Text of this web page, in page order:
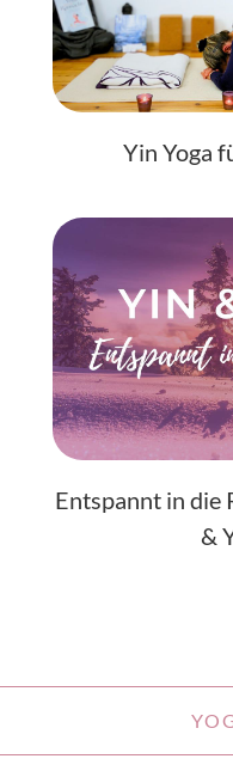
Yin Yoga
Entspannt in die
&